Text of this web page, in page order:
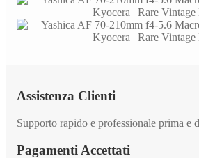
Assistenza Clienti
Supporto rapido e professionale prima e
Pagamenti Accettati